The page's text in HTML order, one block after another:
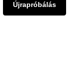
Újrapróbálás